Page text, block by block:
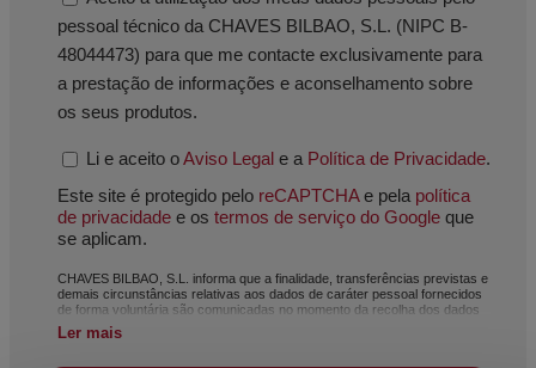
pessoal técnico da CHAVES BILBAO, S.L. (NIPC B-
48044473) para que me contacte exclusivamente para
a prestação de informações e aconselhamento sobre
os seus produtos.
Li e aceito oAviso Legal e a Política de Privacidade.
Este site é protegido pelo reCAPTCHAe pela política
de privacidade e os termos de serviço do Google que
se aplicam.
CHAVES BILBAO, S.L. informa que a finalidade, transferências previstas e
demais circunstâncias relativas aos dados de caráter pessoal fornecidos
de forma voluntária são comunicadas no momento da recolha dos dados
pessoais, ainda que, dependendo do caso específico, a sua finalidade
possa ser alguma das seguintes: atendimento do seu pedido, reclamação
Ler mais